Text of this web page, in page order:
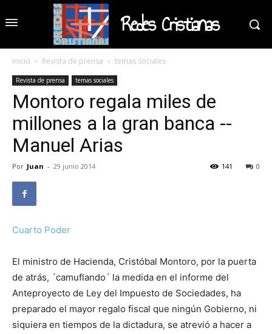
Redes Cristianas
Inicio Revista de prensa temas sociales
Revista de prensa temas sociales
Montoro regala miles de
millones a la gran banca --
Manuel Arias
Por Juan - 29 junio 2014 0
141
Cuarto Poder
El ministro de Hacienda, Cristóbal Montoro, por la puerta
de atrás, ´camuflando´ la medida en el informe del
Anteproyecto de Ley del Impuesto de Sociedades, ha
preparado el mayor regalo fiscal que ningún Gobierno, ni
siquiera en tiempos de la dictadura, se atrevió a hacer a